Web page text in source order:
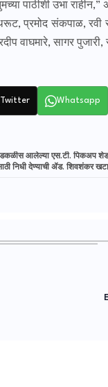
पाठीशी उभा
प्रमोद संकपाळ, रवी
वाघमारे, सागर
Twitter Whatsapp
आलेल्या एस.टी. पिकअप
निधी देण्याची ॲड. शिवशंकर